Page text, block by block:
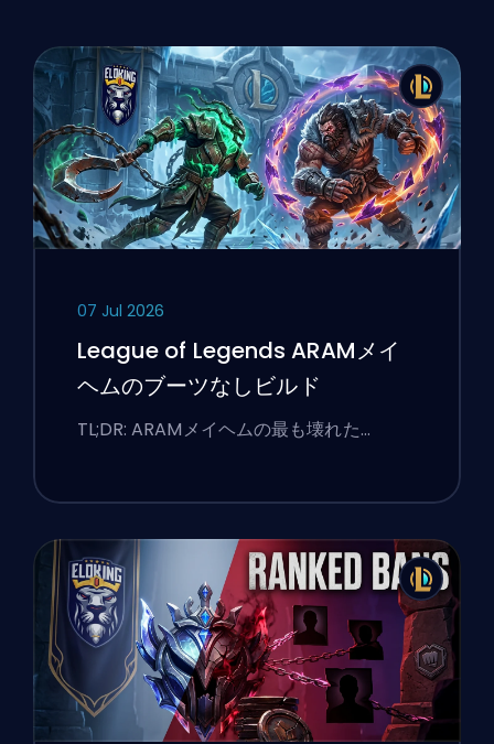
07 Jul 2026
League of Legends ARAMメイ
ヘムのブーツなしビルド
TL;DR: ARAMメイヘムの最も壊れた…